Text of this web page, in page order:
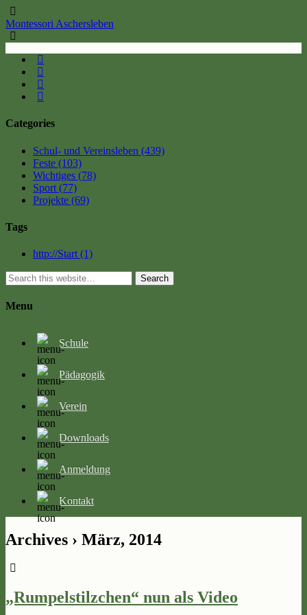
Montessori Aschersleben
Categories
Schul- und Vereinsleben (439)
Feste (103)
Wichtiges (78)
Sport (77)
Projekte (69)
Tags
http://Start (1)
Search
Menu
Schule
Pädagogik
Verein
Downloads
Anmeldung
Kontakt
Archives › März, 2014
„Rumpelstilzchen“ nun als Video